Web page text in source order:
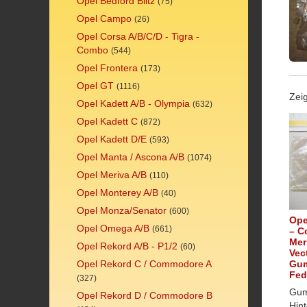
Opel Campo (26)
Opel Corsa A/B/C/D - Tigra -
Combo (544)
Opel Frontera (173)
Opel GT (1116)
Opel Kadett A/B - Olympia (632)
Opel Kadett C (872)
Opel Kadett D/E (593)
Opel Manta / Ascona A/B (1074)
Opel Meriva A/B (110)
Opel Monterey A/B (40)
Opel Monza/Senator (600)
Opel Omega A/B (661)
Opel Rekord A/B - P1/2 (60)
Opel Rekord C / Commodore A
(327)
Opel Rekord D / Commodore B
–